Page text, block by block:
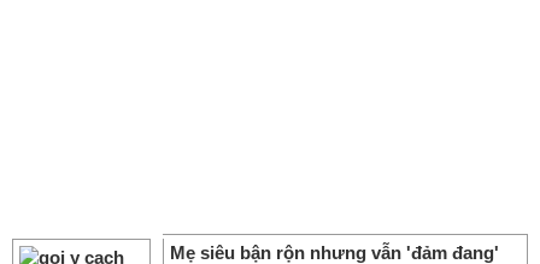
Mẹ siêu bận rộn nhưng vẫn 'đảm đang'